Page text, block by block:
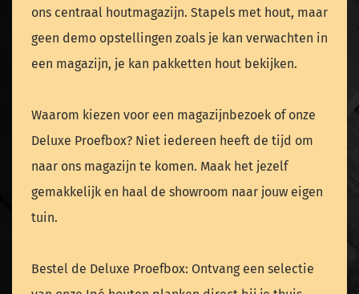
ons centraal houtmagazijn. Stapels met hout, maar
geen demo opstellingen zoals je kan verwachten in
een magazijn, je kan pakketten hout bekijken.
Waarom kiezen voor een magazijnbezoek of onze
Deluxe Proefbox? Niet iedereen heeft de tijd om
naar ons magazijn te komen. Maak het jezelf
gemakkelijk en haal de showroom naar jouw eigen
tuin.
Bestel de Deluxe Proefbox: Ontvang een selectie